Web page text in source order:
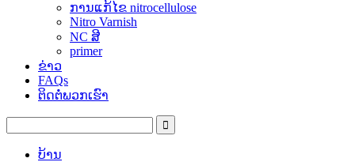
ການແກ້ໄຂ nitrocellulose
Nitro Varnish
NC ສີ
primer
ຂ່າວ
FAQs
ຕິດຕໍ່ພວກເຮົາ
ບ້ານ